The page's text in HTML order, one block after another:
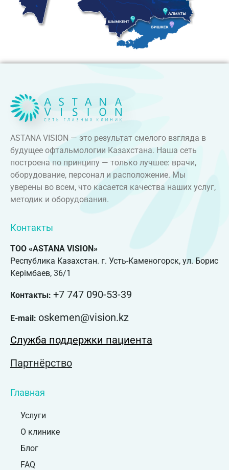
ASTANA VISION — это результат смелого взгляда в
будущее офтальмологии Казахстана. Наша сеть
построена по принципу — только лучшее: врачи,
оборудование, персонал и расположение. Мы
уверены во всем, что касается качества наших услуг,
методик и оборудования.
Контакты
ТОО «ASTANA VISION»
Республика Казахстан. г. Усть-Каменогорск, ул. Борис
Керімбаев, 36/1
Контакты: +7 747 090-53-39
E-mail: oskemen@vision.kz
Служба поддержки пациента
Партнёрство
Главная
Услуги
О клинике
Блог
FAQ